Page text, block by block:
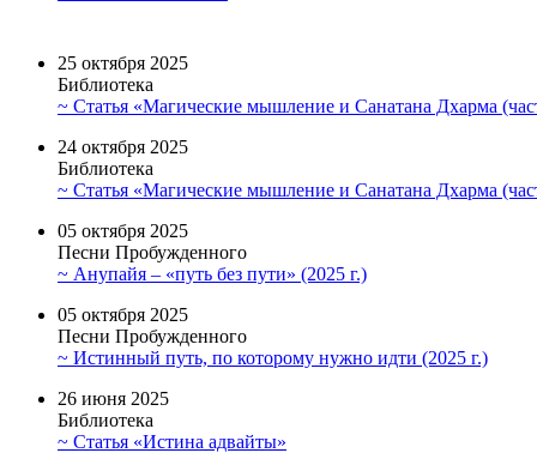
25 октября 2025
Библиотека
~ Статья «Магические мышление и Санатана Дхарма
24 октября 2025
Библиотека
~ Статья «Магические мышление и Санатана Дхарма
05 октября 2025
Песни Пробужденного
~ Анупайя – «путь без пути» (2025 г.)
05 октября 2025
Песни Пробужденного
~ Истинный путь, по которому нужно идти (2025 г.)
26 июня 2025
Библиотека
~ Статья «Истина адвайты»